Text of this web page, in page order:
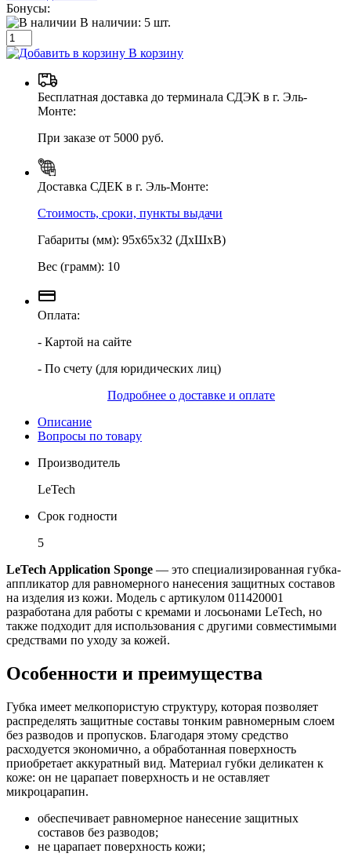
Бонусы:
В наличии: 5 шт.
В корзину
Бесплатная доставка до терминала СДЭК в г. Эль-
Монте:
При заказе от 5000 руб.
Доставка СДЕК в г. Эль-Монте:
Стоимость, сроки, пункты выдачи
Габариты (мм): 95х65х32 (ДхШхВ)
Вес (грамм): 10
Оплата:
- Картой на сайте
- По счету (для юридических лиц)
Подробнее о доставке и оплате
Описание
Вопросы по товару
Производитель
LeTech
Срок годности
5
LeTech Application Sponge — это специализированная губка-
аппликатор для равномерного нанесения защитных составов
на изделия из кожи. Модель с артикулом 011420001
разработана для работы с кремами и лосьонами LeTech, но
также подходит для использования с другими совместимыми
средствами по уходу за кожей.
Особенности и преимущества
Губка имеет мелкопористую структуру, которая позволяет
распределять защитные составы тонким равномерным слоем
без разводов и пропусков. Благодаря этому средство
расходуется экономично, а обработанная поверхность
приобретает аккуратный вид. Материал губки деликатен к
коже: он не царапает поверхность и не оставляет
микроцарапин.
обеспечивает равномерное нанесение защитных
составов без разводов;
не царапает поверхность кожи;